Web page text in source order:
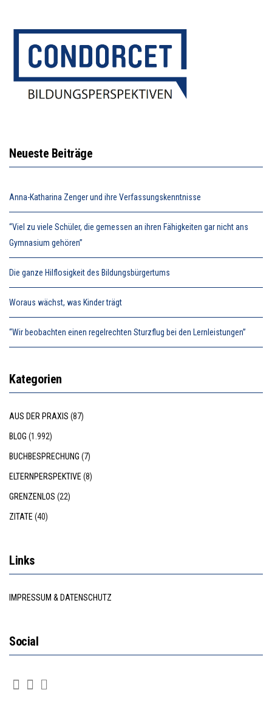
Neueste Beiträge
Anna-Katharina Zenger und ihre Verfassungskenntnisse
“Viel zu viele Schüler, die gemessen an ihren Fähigkeiten gar nicht ans
Gymnasium gehören”
Die ganze Hilflosigkeit des Bildungsbürgertums
Woraus wächst, was Kinder trägt
“Wir beobachten einen regelrechten Sturzflug bei den Lernleistungen”
Kategorien
AUS DER PRAXIS (87)
BLOG (1.992)
BUCHBESPRECHUNG (7)
ELTERNPERSPEKTIVE (8)
GRENZENLOS (22)
ZITATE (40)
Links
IMPRESSUM & DATENSCHUTZ
Social